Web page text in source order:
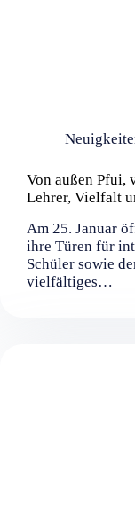
Von außen Pfui,
Lehrer, Vielfalt
Am 25. Januar
ihre Türen für
Schüler sowie
vielfältiges…